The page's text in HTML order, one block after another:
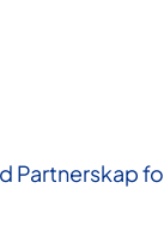
Partnerskap